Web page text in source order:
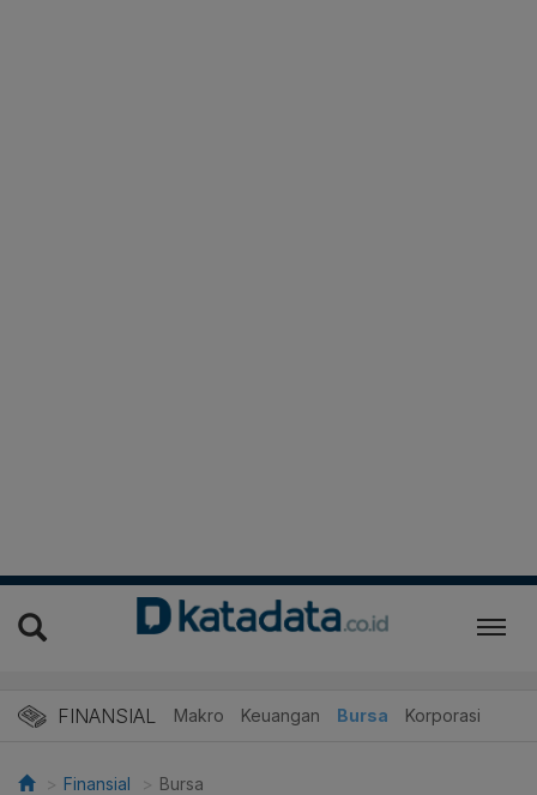
FINANSIAL Makro Keuangan Bursa Korporasi
Finansial Bursa